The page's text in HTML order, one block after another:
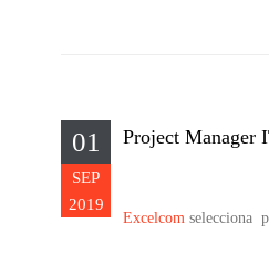
01
SEP
2019
Project Manager
Excelcom selecciona